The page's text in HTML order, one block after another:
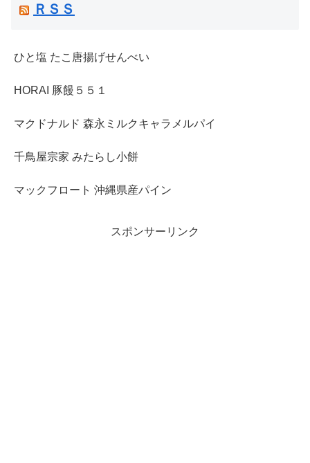
ＲＳＳ
ひと塩 たこ唐揚げせんべい
HORAI 豚饅５５１
マクドナルド 森永ミルクキャラメルパイ
千鳥屋宗家 みたらし小餅
マックフロート 沖縄県産パイン
スポンサーリンク